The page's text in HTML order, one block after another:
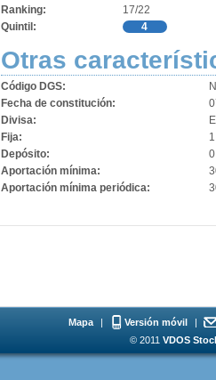
Ranking:
17/22
Quintil:
4
Otras
Código DGS:
Fecha de constitución:
Divisa:
Fija:
Depósito:
Aportación mínima:
Aportación mínima periódica:
Mapa | Versión móvil
|
© 2011 VDOS